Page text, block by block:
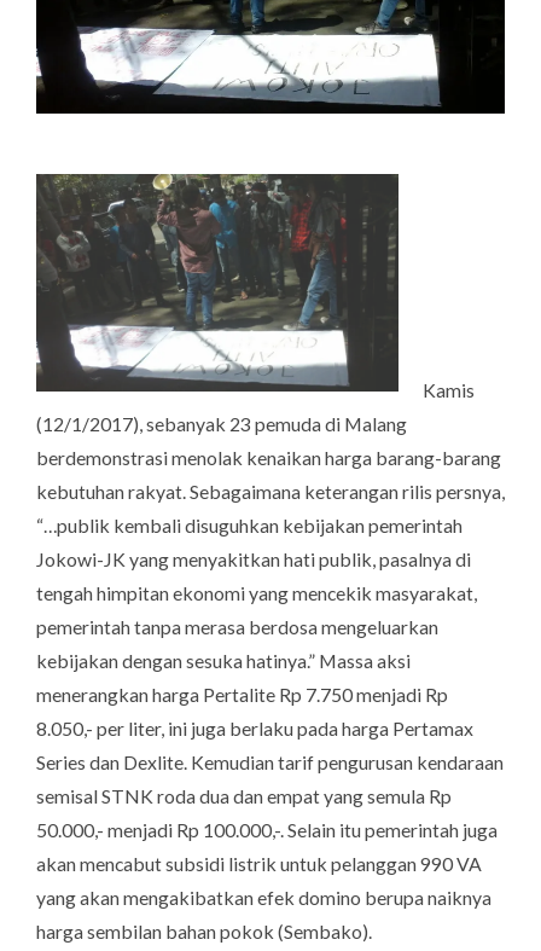
Kamis
(12/1/2017), sebanyak 23 pemuda di Malang
berdemonstrasi menolak kenaikan harga barang-barang
kebutuhan rakyat. Sebagaimana keterangan rilis persnya,
“…publik kembali disuguhkan kebijakan pemerintah
Jokowi-JK yang menyakitkan hati publik, pasalnya di
tengah himpitan ekonomi yang mencekik masyarakat,
pemerintah tanpa merasa berdosa mengeluarkan
kebijakan dengan sesuka hatinya.” Massa aksi
menerangkan harga Pertalite Rp 7.750 menjadi Rp
8.050,- per liter, ini juga berlaku pada harga Pertamax
Series dan Dexlite. Kemudian tarif pengurusan kendaraan
semisal STNK roda dua dan empat yang semula Rp
50.000,- menjadi Rp 100.000,-. Selain itu pemerintah juga
akan mencabut subsidi listrik untuk pelanggan 990 VA
yang akan mengakibatkan efek domino berupa naiknya
harga sembilan bahan pokok (Sembako).